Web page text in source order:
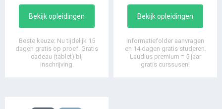
Bekijk opleidingen
Beste keuze: Nu tijdelijk 15
dagen gratis op proef. Gratis
cadeau (tablet) bij
inschrijving.
Bekijk opleidingen
Informatiefolder aanvragen
en 14 dagen gratis studeren.
Laudius premium = 5 jaar
gratis curssusen!